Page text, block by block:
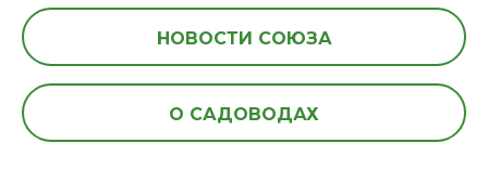
НОВОСТИ СОЮЗА
О САДОВОДАХ